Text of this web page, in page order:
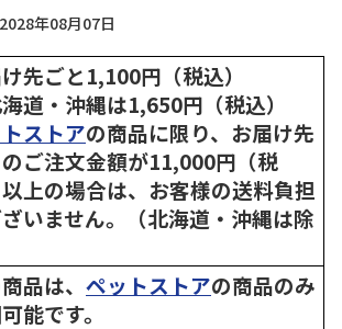
年08月07日
先ごと1,100円（税込）
道・沖縄は1,650円（税込）
ストアの商品に限り、お届け先
ご注文金額が11,000円（税
上の場合は、お客様の送料負担
いません。（北海道・沖縄は除
品は、 ペットストアの商品のみ
能です。